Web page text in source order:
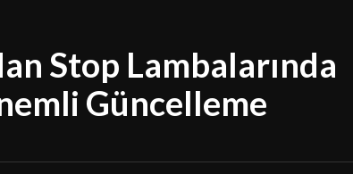
Stop Lambalarında
Güncelleme